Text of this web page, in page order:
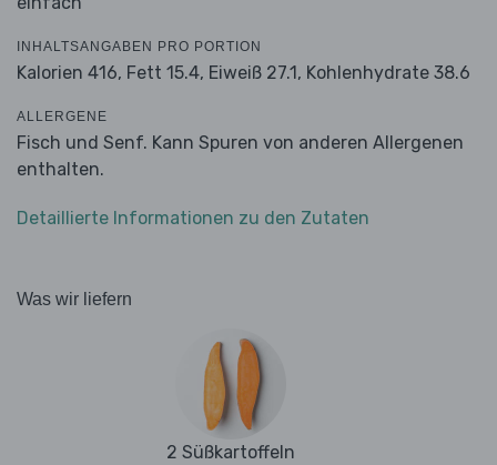
INHALTSANGABEN PRO PORTION
Kalorien 416, Fett 15.4, Eiweiß 27.1, Kohlenhydrate 38.6
ALLERGENE
Fisch und Senf. Kann Spuren von anderen Allergenen
enthalten.
Detaillierte Informationen zu den Zutaten
Was wir liefern
2 Süßkartoffeln